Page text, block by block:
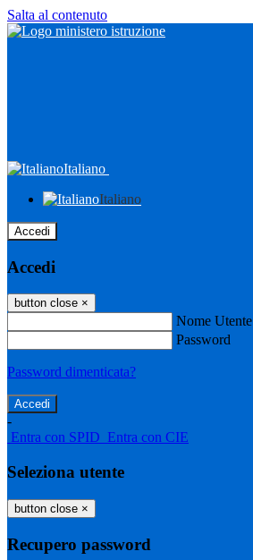
Salta al contenuto
Italiano
Italiano
Accedi
Accedi
button close ×
Nome Utente
Password
Password dimenticata?
-
Entra con SPID Entra con CIE
Seleziona utente
button close ×
Recupero password